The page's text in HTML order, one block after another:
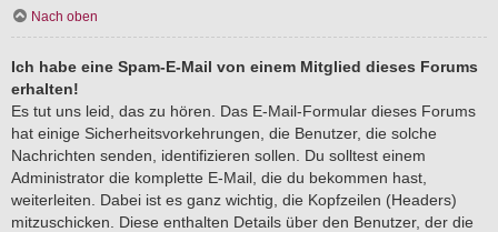
Nach oben
Ich habe eine Spam-E-Mail von einem Mitglied dieses Forums
erhalten!
Es tut uns leid, das zu hören. Das E-Mail-Formular dieses Forums
hat einige Sicherheitsvorkehrungen, die Benutzer, die solche
Nachrichten senden, identifizieren sollen. Du solltest einem
Administrator die komplette E-Mail, die du bekommen hast,
weiterleiten. Dabei ist es ganz wichtig, die Kopfzeilen (Headers)
mitzuschicken. Diese enthalten Details über den Benutzer, der die